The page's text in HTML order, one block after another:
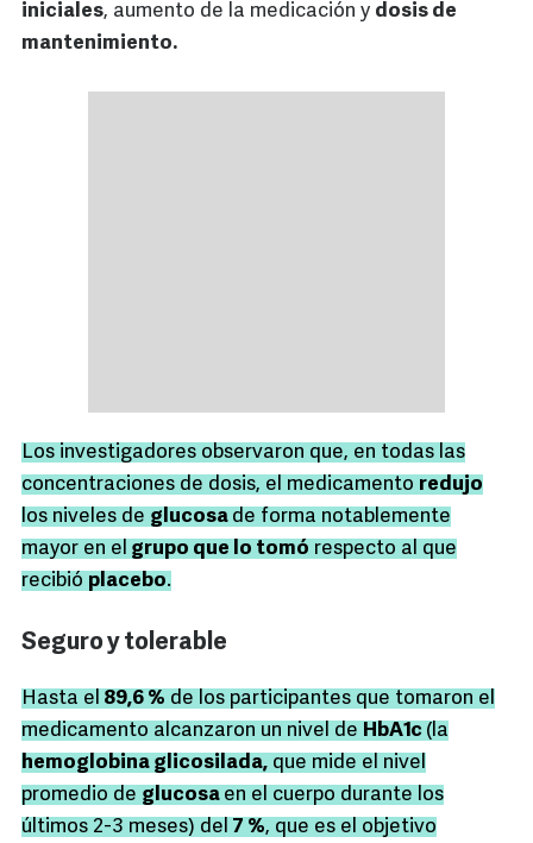
iniciales, aumento de la medicación y dosis de
mantenimiento.
Los investigadores observaron que, en todas las
concentraciones de dosis, el medicamento redujo
los niveles de glucosa de forma notablemente
mayor en el grupo que lo tomó respecto al que
recibió placebo.
Seguro y tolerable
Hasta el 89,6 % de los participantes que tomaron el
medicamento alcanzaron un nivel de HbA1c (la
hemoglobina glicosilada, que mide el nivel
promedio de glucosa en el cuerpo durante los
últimos 2-3 meses) del 7 %, que es el objetivo